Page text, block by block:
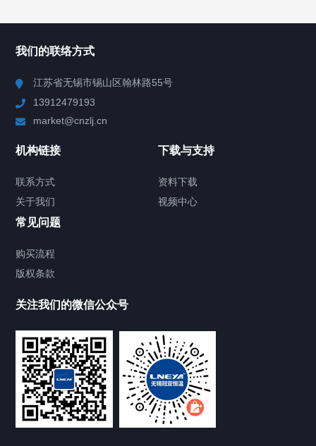
Chiller高精度制冷循环器
TCU温度控制单元
Chiller气体控温系统
Chamber试验箱
FREEZER低温箱
VOCs冷凝回收装置
我们的联络方式
江苏省无锡市锡山区翰林路55号
13912479193
market@cnzlj.cn
机构链接
联系方式
关于我们
下载与支持
资料下载
视频中心
常见问题
购买流程
版权条款
关注我们的微信公众号